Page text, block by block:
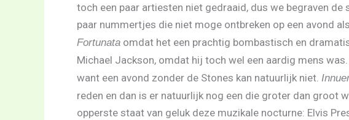
toch een paar artiesten niet gedraaid, dus we begraven
paar nummertjes die niet moge ontbreken op een avond
Fortunataomdat het een prachtig bombastisch en
Michael Jackson, omdat hij toch wel een aardig mens was.
want een avond zonder de Stones kan natuurlijk niet.
reden en dan is er natuurlijk nog een die groter dan groot
opperste staat van geluk deze muzikale nocturne: Elvis